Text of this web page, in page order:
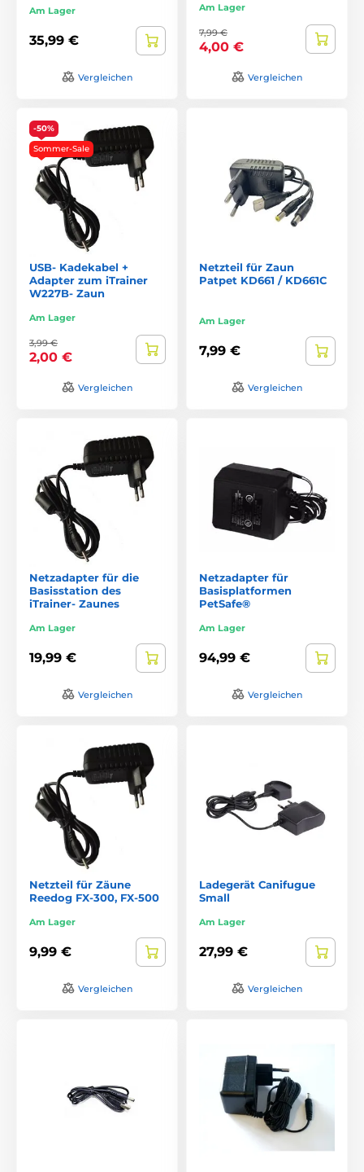
Am Lager
35,99 €
Vergleichen
Am Lager
7,99 €
4,00 €
Vergleichen
-50%
Sommer-Sale
USB- Kadekabel +
Adapter zum iTrainer
W227B- Zaun
Am Lager
3,99 €
2,00 €
Vergleichen
Netzteil für Zaun
Patpet KD661 / KD661C
Am Lager
7,99 €
Vergleichen
Netzadapter für die
Basisstation des
iTrainer- Zaunes
Am Lager
19,99 €
Vergleichen
Netzadapter für
Basisplatformen
PetSafe®
Am Lager
94,99 €
Vergleichen
Netzteil für Zäune
Reedog FX-300, FX-500
Am Lager
9,99 €
Vergleichen
Ladegerät Canifugue
Small
Am Lager
27,99 €
Vergleichen